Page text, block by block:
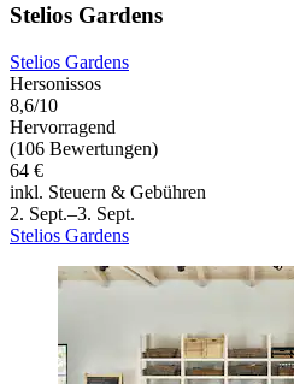
Stelios Gardens
Stelios Gardens
Hersonissos
8,6/10
Hervorragend
(106 Bewertungen)
64 €
inkl. Steuern & Gebühren
2. Sept.–3. Sept.
Stelios Gardens